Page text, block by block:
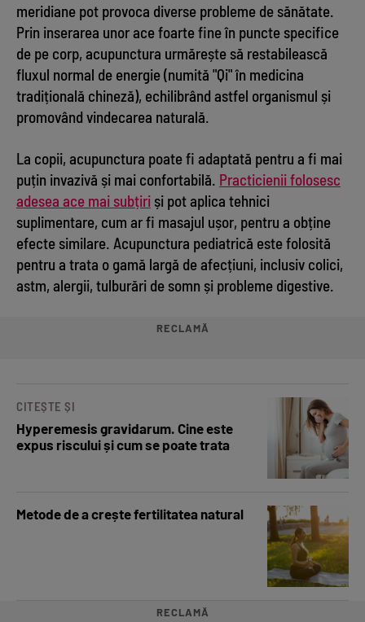
meridiane pot provoca diverse probleme de sănătate.
Prin inserarea unor ace foarte fine în puncte specifice
de pe corp, acupunctura urmărește să restabilească
fluxul normal de energie (numită "Qi" în medicina
tradițională chineză), echilibrând astfel organismul și
promovând vindecarea naturală.
La copii, acupunctura poate fi adaptată pentru a fi mai
puțin invazivă și mai confortabilă. Practicienii folosesc
adesea ace mai subțiri și pot aplica tehnici
suplimentare, cum ar fi masajul ușor, pentru a obține
efecte similare. Acupunctura pediatrică este folosită
pentru a trata o gamă largă de afecțiuni, inclusiv colici,
astm, alergii, tulburări de somn și probleme digestive.
RECLAMĂ
CITEȘTE ȘI
Hyperemesis gravidarum. Cine este
expus riscului și cum se poate trata
Metode de a crește fertilitatea natural
RECLAMĂ